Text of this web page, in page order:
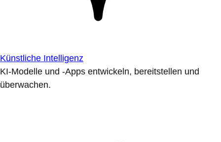
Künstliche Intelligenz
KI-Modelle und -Apps entwickeln, bereitstellen und
überwachen.